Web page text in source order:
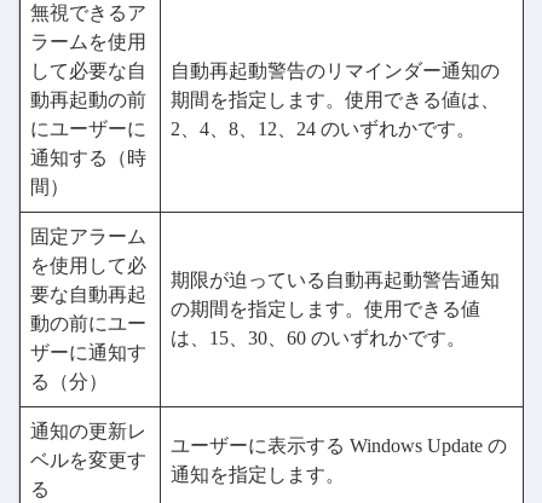
無視できるア
ラームを使用
して必要な自
動再起動の前
にユーザーに
通知する（時
間）
自動再起動警告のリマインダー通知の
期間を指定します。使用できる値は、
2、4、8、12、24 のいずれかです。
固定アラーム
を使用して必
要な自動再起
動の前にユー
ザーに通知す
る（分）
期限が迫っている自動再起動警告通知
の期間を指定します。使用できる値
は、15、30、60 のいずれかです。
通知の更新レ
ベルを変更す
る
ユーザーに表示する Windows Update の
通知を指定します。